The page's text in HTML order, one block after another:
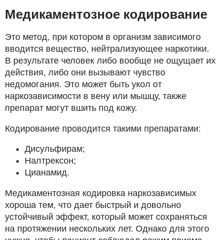
Медикаментозное кодирование
Это метод, при котором в организм зависимого
вводится вещество, нейтрализующее наркотики.
В результате человек либо вообще не ощущает их
действия, либо они вызывают чувство
недомогания. Это может быть укол от
наркозависимости в вену или мышцу, также
препарат могут вшить под кожу.
Кодирование проводится такими препаратами:
Дисульфирам;
Налтрексон;
Цианамид.
Медикаментозная кодировка наркозависимых
хороша тем, что дает быстрый и довольно
устойчивый эффект, который может сохраняться
на протяжении нескольких лет. Однако для этого